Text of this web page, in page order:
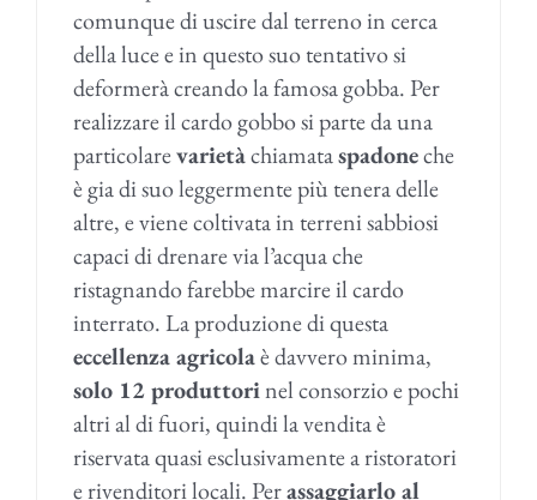
comunque di uscire dal terreno in cerca
della luce e in questo suo tentativo si
deformerà creando la famosa gobba. Per
realizzare il cardo gobbo si parte da una
particolarevarietàchiamataspadoneche
è gia di suo leggermente più tenera delle
altre, e viene coltivata in terreni sabbiosi
capaci di drenare via l’acqua che
ristagnando farebbe marcire il cardo
interrato. La produzione di questa
eccellenza agricolaè davvero minima,
solo 12 produttorinel consorzio e pochi
altri al di fuori, quindi la vendita è
riservata quasi esclusivamente a ristoratori
e rivenditori locali. Perassaggiarlo al